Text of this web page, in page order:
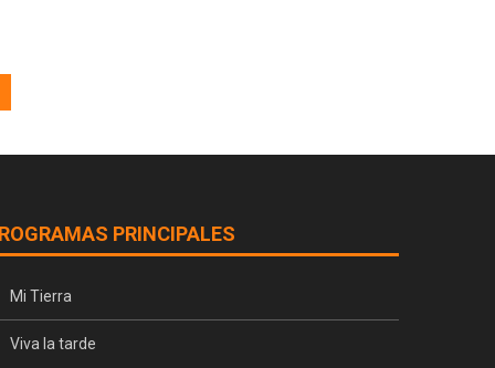
PRINCIPALES
Mi Tierra
Viva la tarde